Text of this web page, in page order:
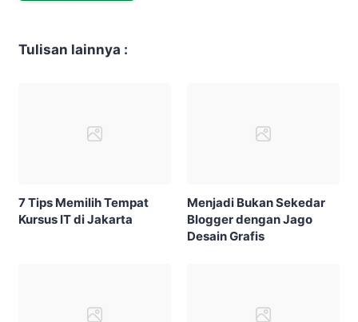
Tulisan lainnya :
7 Tips Memilih Tempat
Kursus IT di Jakarta
Menjadi Bukan Sekedar
Blogger dengan Jago
Desain Grafis